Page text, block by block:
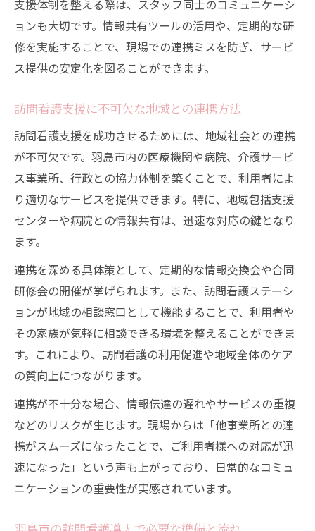
支援体制を整える際は、スタッフ同士のコミュニケーシ
ョンも大切です。情報共有ツールの活用や、定期的な研
修を実施することで、現場での連携ミスを防ぎ、サービ
ス提供の安定化を図ることができます。
訪問看護支援に不可欠な地域との連携方法
訪問看護支援を成功させるためには、地域社会との連携
が不可欠です。羽島市内の医療機関や病院、介護サービ
ス事業所、行政との協力体制を築くことで、利用者によ
り適切なサービスを提供できます。特に、地域包括支援
センターや病院との情報共有は、迅速な対応の鍵となり
ます。
連携を深める具体策として、定期的な情報交換会や合同
研修会の開催が挙げられます。また、訪問看護ステーシ
ョンが地域の相談窓口として機能することで、利用者や
その家族が気軽に相談できる環境を整えることができま
す。これにより、訪問看護の利用促進や地域全体のケア
の質向上につながります。
連携が不十分な場合、情報伝達の遅れやサービスの重複
などのリスクが生じます。現場からは「他事業所との連
携がスムーズになったことで、ご利用者様への対応が迅
速になった」という声も上がっており、日常的なコミュ
ニケーションの重要性が実感されています。